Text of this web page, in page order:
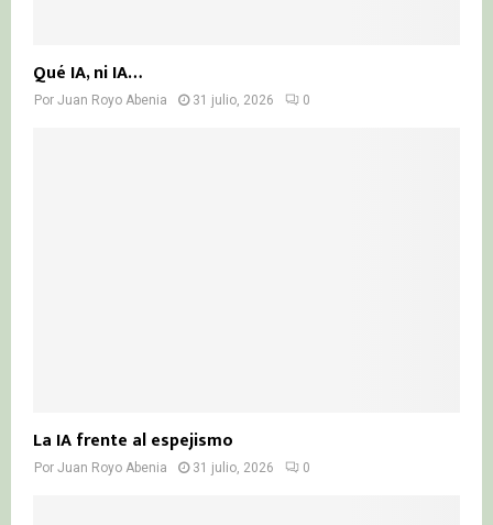
Qué IA, ni IA…
Por Juan Royo Abenia 31 julio, 2026 0
La IA frente al espejismo
Por Juan Royo Abenia 31 julio, 2026 0